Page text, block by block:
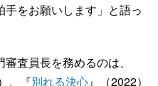
をお願いします」と語っ
査員長を務めるのは、
、『別れる決心』（2022）